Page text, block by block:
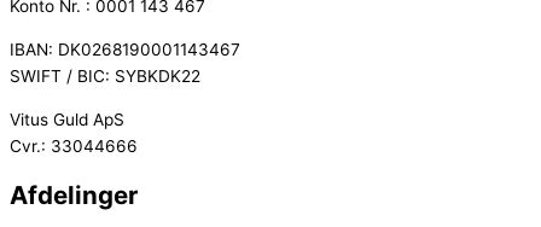
Konto Nr. : 0001 143 467
IBAN: DK0268190001143467
SWIFT / BIC: SYBKDK22
Vitus Guld ApS
Cvr.: 33044666
Afdelinger